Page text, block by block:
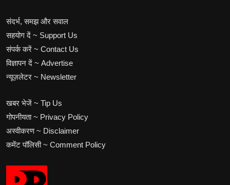
संदर्भ, समझ और सवाल
सहयोग दें ~ Support Us
संपर्क करें ~ Contact Us
विज्ञापन दें ~ Advertise
न्यूज़लेटर ~ Newsletter
खबर भेजें ~ Tip Us
गोपनीयता ~ Privacy Policy
अस्वीकरण ~ Disclaimer
कमेंट पॉलिसी ~ Comment Policy